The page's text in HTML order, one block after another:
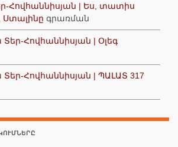
Հովհաննիսյան | Ես, տատիս
գրառման
Տեր-Հովհաննիսյան | Օլեգ
Տեր-Հովհաննիսյան | ՊԱԼԱՏ 317